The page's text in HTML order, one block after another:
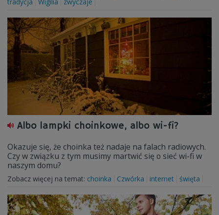
Albo lampki choinkowe, albo wi-fi?
Okazuje się, że choinka też nadaje na falach radiowych.
Czy w związku z tym musimy martwić się o sieć wi-fi w
naszym domu?
Zobacz więcej na temat: choinka Czwórka internet święta